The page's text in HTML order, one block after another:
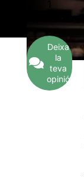
Deixa
la
teva
opinió